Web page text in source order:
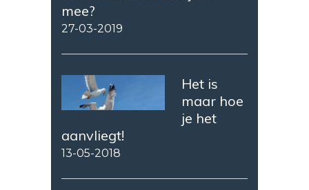
mee?
27-03-2019
Het is
maar hoe
je het
aanvliegt!
13-05-2018